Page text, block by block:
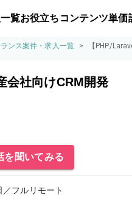
覧お役立ちコンテンツ単価
ランス案件・求人一覧 > 【PHP/
会社向けCRM開発
を聞いてみる
／フルリモート